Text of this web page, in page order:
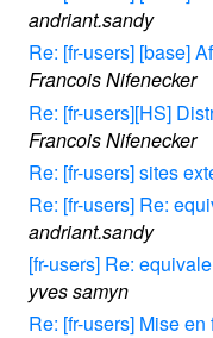
andriant.sandy
Re: [fr-users] [base]
Francois Nifenecker
Re: [fr-users][HS]
Francois Nifenecker
Re: [fr-users] sites
Re: [fr-users] Re:
andriant.sandy
[fr-users] Re:
yves samyn
Re: [fr-users] Mise